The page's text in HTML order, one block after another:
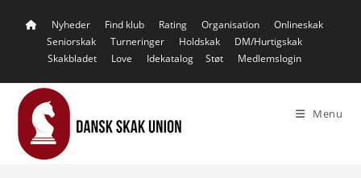
Nyheder Find klub Rating Organisation
Onlineskak
Seniorskak
Turneringer Holdskak
DM/Hurtigskak
Skakbladet
Love Idekatalog Støt Medlemslogin
Menu